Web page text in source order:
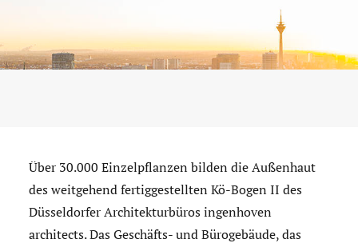
Über 30.000 Einzelpflanzen bilden die Außenhaut
des weitgehend fertiggestellten Kö-Bogen II des
Düsseldorfer Architekturbüros ingenhoven
architects. Das Geschäfts- und Bürogebäude, das